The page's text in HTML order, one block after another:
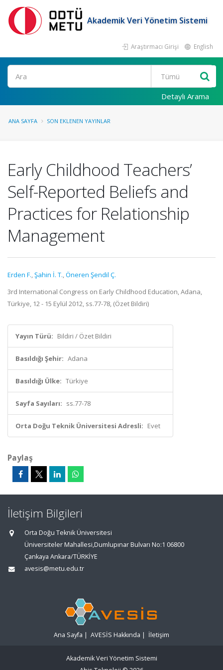
Akademik Veri Yönetim Sistemi
Araştırmacı Girişi English
Ara
Detaylı Arama
ANA SAYFA SON EKLENEN YAYINLAR
Early Childhood Teachers’
Self-Reported Beliefs and
Practices for Relationship
Management
Erden F.,Şahin İ. T.,Öneren Şendil Ç.
3rd International Congress on Early Childhood Education, Adana,
Türkiye, 12 - 15 Eylül 2012, ss.77-78, (Özet Bildiri)
Yayın Türü: Bildiri / Özet Bildiri
Basıldığı Şehir: Adana
Basıldığı Ülke: Türkiye
Sayfa Sayıları: ss.77-78
Orta Doğu Teknik Üniversitesi Adresli: Evet
Paylaş
İletişim Bilgileri
Orta Doğu Teknik Üniversitesi
Üniversiteler Mahallesi,Dumlupınar Bulvarı No:1 06800
Çankaya Ankara/TÜRKİYE
avesis@metu.edu.tr
Ana Sayfa | AVESİS Hakkında | İletişim
Akademik Veri Yönetim Sistemi